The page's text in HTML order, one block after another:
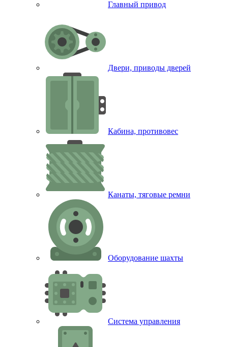
Главный привод
Двери, приводы дверей
Кабина, противовес
Канаты, тяговые ремни
Оборудование шахты
Система управления